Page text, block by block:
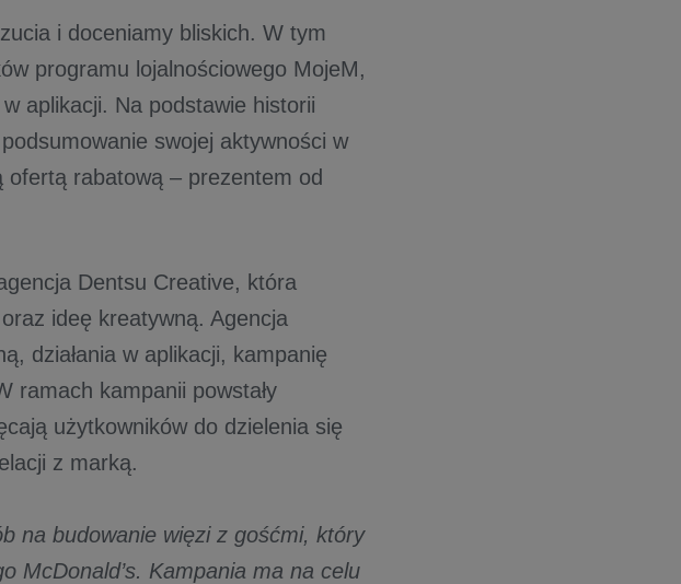
i doceniamy bliskich. W tym
programu lojalnościowego MojeM,
aplikacji. Na podstawie historii
swojej aktywności w
ofertą rabatową – prezentem od
Dentsu Creative, która
ideę kreatywną. Agencja
działania w aplikacji, kampanię
ramach kampanii powstały
użytkowników do dzielenia się
z marką.
na budowanie więzi z gośćmi, który
McDonald’s. Kampania ma na celu